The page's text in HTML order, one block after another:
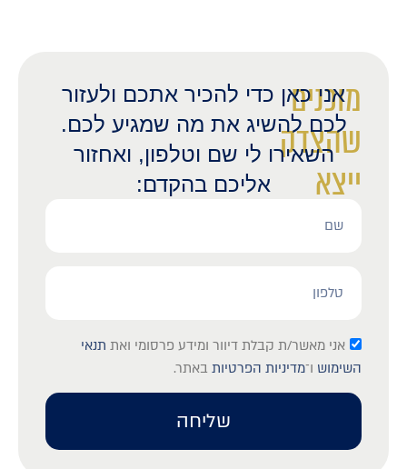
מוכנים
שהצדק
ייצא
לאור?
אני כאן כדי להכיר אתכם ולעזור
לכם להשיג את מה שמגיע לכם.
השאירו לי שם וטלפון, ואחזור
אליכם בהקדם:
אני מאשר/ת קבלת דיוור ומידע פרסומי ואת תנאי
השימוש ו־מדיניות הפרטיות באתר.
שליחה